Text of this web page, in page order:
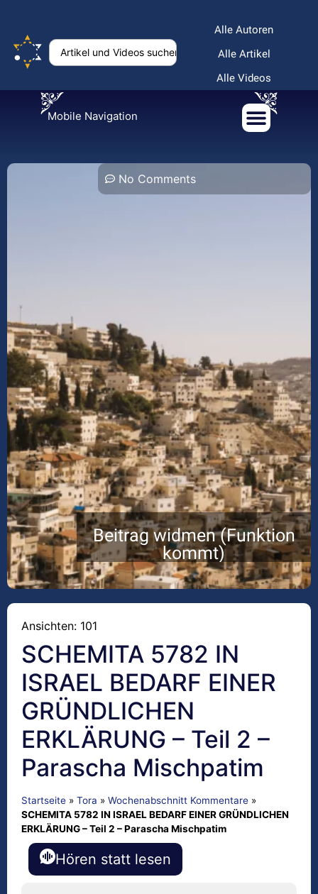
Alle Autoren
Alle Artikel
Alle Videos
Mobile Navigation
No Comments
Beitrag widmen (Funktion
kommt)
Ansichten: 101
SCHEMITA 5782 IN
ISRAEL BEDARF EINER
GRÜNDLICHEN
ERKLÄRUNG – Teil 2 –
Parascha Mischpatim
Startseite » Tora » Wochenabschnitt Kommentare »
SCHEMITA 5782 IN ISRAEL BEDARF EINER GRÜNDLICHEN
ERKLÄRUNG – Teil 2 – Parascha Mischpatim
Hören statt lesen